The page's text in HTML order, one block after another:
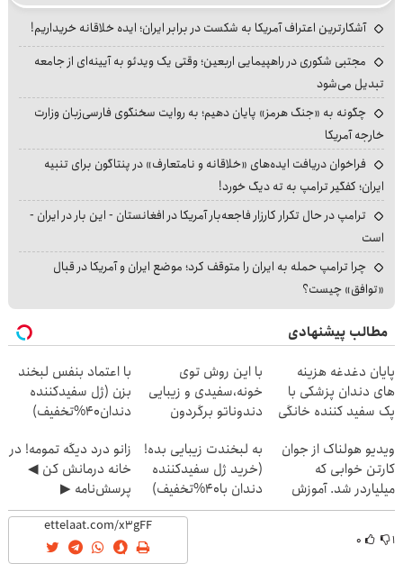
آشکارترین اعتراف آمریکا به شکست در برابر ایران؛ ایده خلاقانه خریداریم!
مجتبی شکوری در راهپیمایی اربعین؛ وقتی یک ویدئو به آیینه‌ای از جامعه
تبدیل می‌شود
چگونه به «جنگ هرمز» پایان دهیم؛ به روایت سخنگوی فارسی‌زبان وزارت
خارجه آمریکا
فراخوان دریافت ایده‌های «خلاقانه و نامتعارف» در پنتاگون برای تنبیه
ایران؛ کفگیر ترامپ به ته دیگ خورد!
ترامپ در حال تکرار کارزار فاجعه‌بار آمریکا در افغانستان - این بار در ایران -
است
چرا ترامپ حمله به ایران را متوقف کرد؛ موضع ایران و آمریکا در قبال
«توافق» چیست؟
مطالب پیشنهادی
پایان دغدغه هزینه
های دندان پزشکی با
پک سفید کننده خانگی
با این روش توی
خونه،سفیدی و زیبایی
دندوناتو برگردون
با اعتماد بنفس لبخند
بزن (ژل سفیدکننده
دندان40%تخفیف)
ویدیو هولناک از جوان
کارتن خوابی که
میلیاردر شد. آموزش
رایگان
به لبخندت زیبایی بده!
(خرید ژل سفیدکننده
دندان با40%تخفیف)
زانو درد دیگه تمومه! در
خانه درمانش کن ◀
پرسش‌نامه ▶
۱ ۰